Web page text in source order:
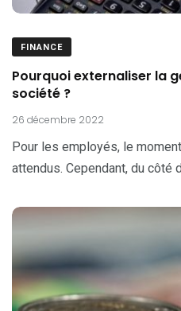
FINANCE
Pourquoi externaliser la
société ?
26 décembre 2022
Pour les employés, le
attendus. Cependant, du côté